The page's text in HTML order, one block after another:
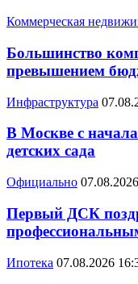
Коммерческая
Большинство
превышением
Инфраструктура
В Москве с
детских сада
Официально
Первый ДСК
Ипотека 07.08.2026